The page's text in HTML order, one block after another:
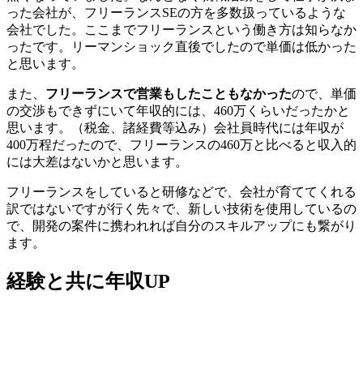
った会社が、フリーランスSEの方を多数扱っているような
会社でした。ここまでフリーランスという働き方は知らなか
ったです。リーマンショック直後でしたので単価は低かった
と思います。
また、 フリーランスで営業もしたこともなかったので、単価
の交渉もできずにいて年収的には、460万くらいだったかと
思います。（税金、諸経費等込み）会社員時代には年収が
400万程だったので、フリーランスの460万と比べると収入的
には大差はないかと思います。
フリーランスをしていると研修などで、会社が育ててくれる
訳ではないですが行く先々で、新しい技術を使用しているの
で、
開発の案件に携われれば自分のスキルアップにも繋がり
ます。
経験と共に年収UP